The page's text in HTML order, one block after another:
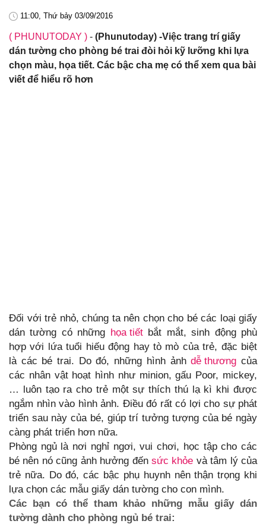
11:00, Thứ bảy 03/09/2016
( PHUNUTODAY ) - (Phunutoday) -Việc trang trí giấy
dán tường cho phòng bé trai đòi hỏi kỹ lưỡng khi lựa
chọn màu, họa tiết. Các bậc cha mẹ có thể xem qua bài
viết để hiểu rõ hơn
Đối với trẻ nhỏ, chúng ta nên chọn cho bé các loại giấy
dán tường có những họa tiếtbắt mắt, sinh động phù
hợp với lứa tuổi hiếu động hay tò mò của trẻ, đặc biệt
là các bé trai. Do đó, những hình ảnhdễ thương của
các nhân vật hoạt hình như minion, gấu Poor, mickey,
… luôn tạo ra cho trẻ một sự thích thú lạ kì khi được
ngắm nhìn vào hình ảnh. Điều đó rất có lợi cho sự phát
triển sau này của bé, giúp trí tưởng tượng của bé ngày
càng phát triển hơn nữa.
Phòng ngủ là nơi nghỉ ngơi, vui chơi, học tập cho các
bé nên nó cũng ảnh hưởng đếnsức khỏe và tâm lý của
trẻ nữa. Do đó, các bậc phụ huynh nên thận trọng khi
lựa chọn các mẫu giấy dán tường cho con mình.
Các bạn có thể tham khảo những mẫu giấy dán
tường dành cho phòng ngủ bé trai: